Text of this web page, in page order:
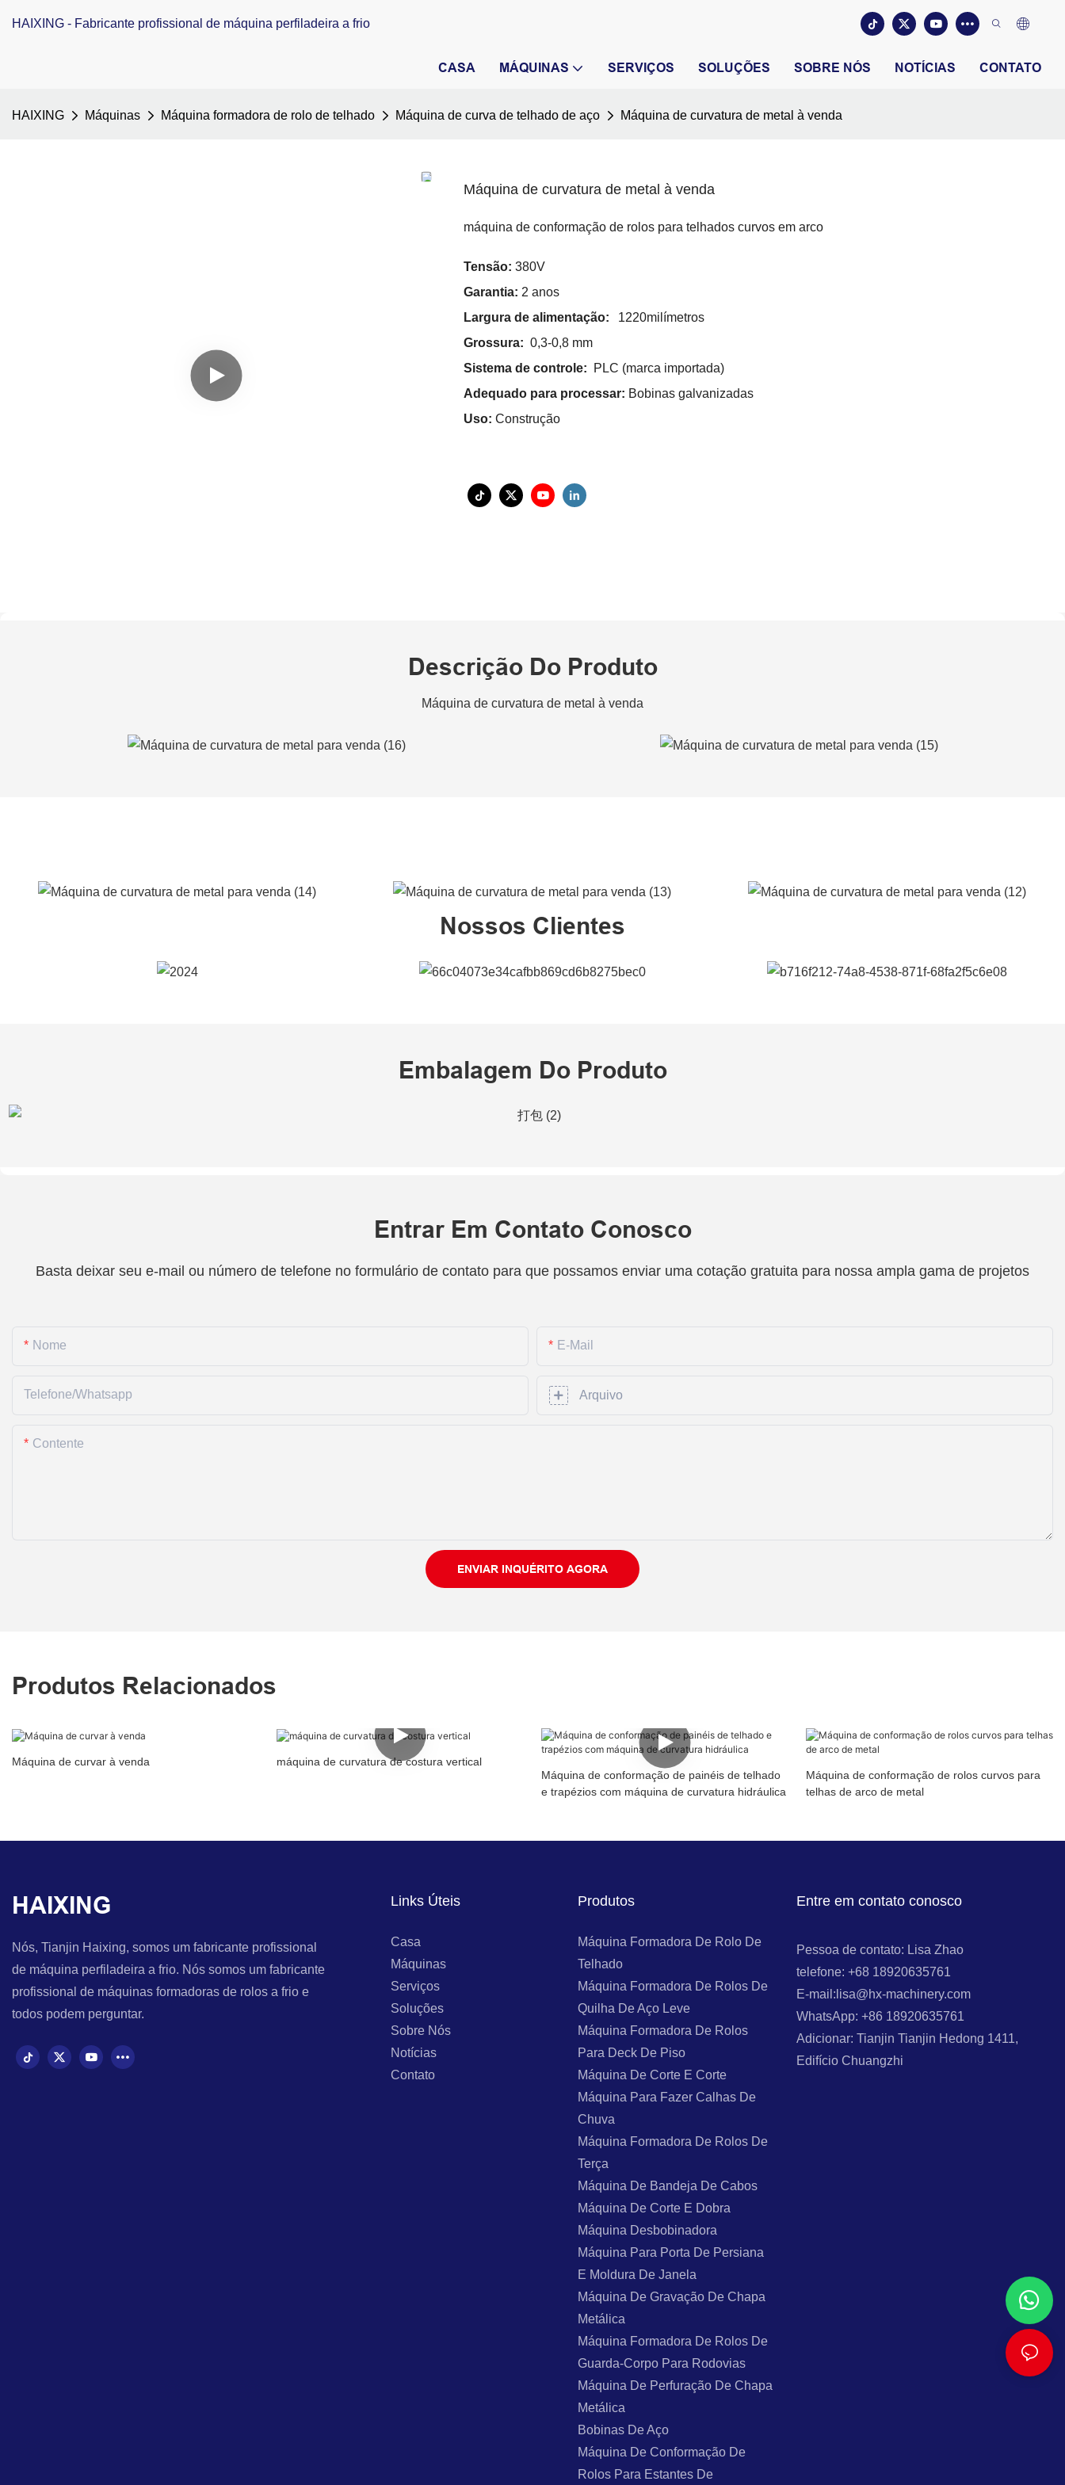
HAIXING - Fabricante profissional de máquina perfiladeira a frio
CASA MÁQUINAS SERVIÇOS SOLUÇÕES SOBRE NÓS NOTÍCIAS CONTATO
HAIXING Máquinas Máquina formadora de rolo de telhado Máquina de curva de telhado de aço Máquina de curvatura de metal à venda
Máquina de curvatura de metal à venda
máquina de conformação de rolos para telhados curvos em arco
Tensão: 380V
Garantia: 2 anos
Largura de alimentação:
1220milímetros
Grossura: 0,3-0,8 mm
Sistema de controle:
PLC (marca importada)
Adequado para processar: Bobinas galvanizadas
Uso: Construção
Descrição Do Produto
Máquina de curvatura de metal à venda
Nossos Clientes
Embalagem Do Produto
Entrar Em Contato Conosco
Basta deixar seu e-mail ou número de telefone no formulário de contato para que possamos enviar uma cotação gratuita para nossa ampla gama de projetos
Nome E-Mail
Telefone/whatsapp Arquivo
Contente
ENVIAR INQUÉRITO AGORA
Produtos Relacionados
Máquina de curvar à venda
máquina de curvatura de costura vertical
Máquina de conformação de painéis de telhado
e trapézios com máquina de curvatura hidráulica
Máquina de conformação de rolos curvos para
telhas de arco de metal
HAIXING
Nós, Tianjin Haixing, somos um fabricante profissional
de máquina perfiladeira a frio. Nós somos um fabricante
profissional de máquinas formadoras de rolos a frio e
todos podem perguntar.
Links Úteis
Casa
Máquinas
Serviços
Soluções
Sobre Nós
Notícias
Contato
Produtos
Máquina Formadora De Rolo De
Telhado
Máquina Formadora De Rolos De
Quilha De Aço Leve
Máquina Formadora De Rolos
Para Deck De Piso
Máquina De Corte E Corte
Máquina Para Fazer Calhas De
Chuva
Máquina Formadora De Rolos De
Terça
Máquina De Bandeja De Cabos
Máquina De Corte E Dobra
Máquina Desbobinadora
Máquina Para Porta De Persiana
E Moldura De Janela
Máquina De Gravação De Chapa
Metálica
Máquina Formadora De Rolos De
Guarda-Corpo Para Rodovias
Máquina De Perfuração De Chapa
Metálica
Bobinas De Aço
Máquina De Conformação De
Rolos Para Estantes De
Entre em contato conosco
Pessoa de contato: Lisa Zhao
telefone: +68 18920635761
E-mail:lisa@hx-machinery.com
WhatsApp: +86 18920635761
Adicionar: Tianjin Tianjin Hedong 1411,
Edifício Chuangzhi